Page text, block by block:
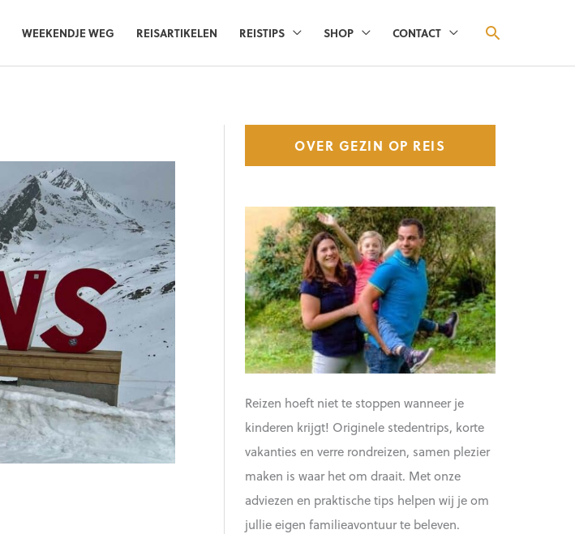
WEEKENDJE WEG REISARTIKELEN REISTIPS SHOP CONTACT ZOEKEN
OVER GEZIN OP REIS
Reizen hoeft niet te stoppen wanneer je
kinderen krijgt! Originele stedentrips, korte
vakanties en verre rondreizen, samen plezier
maken is waar het om draait. Met onze
adviezen en praktische tips helpen wij je om
jullie eigen familieavontuur te beleven.